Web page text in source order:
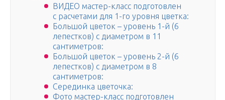
ВИДЕО мастер-класс подготовлен
с расчетами для 1-го уровня цветка:
Большой цветок – уровень 1-й (6
лепестков) с диаметром в 11
сантиметров:
Большой цветок – уровень 2-й (6
лепестков) с диаметром в 8
сантиметров:
Серединка цветочка:
Фото мастер-класс подготовлен